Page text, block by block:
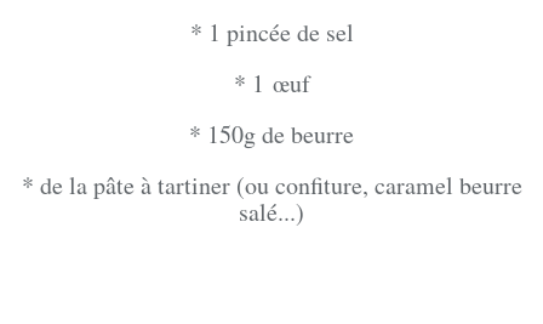
* 1 pincée de sel
* 1 œuf
* 150g de beurre
* de la pâte à tartiner (ou confiture, caramel beurre
salé...)